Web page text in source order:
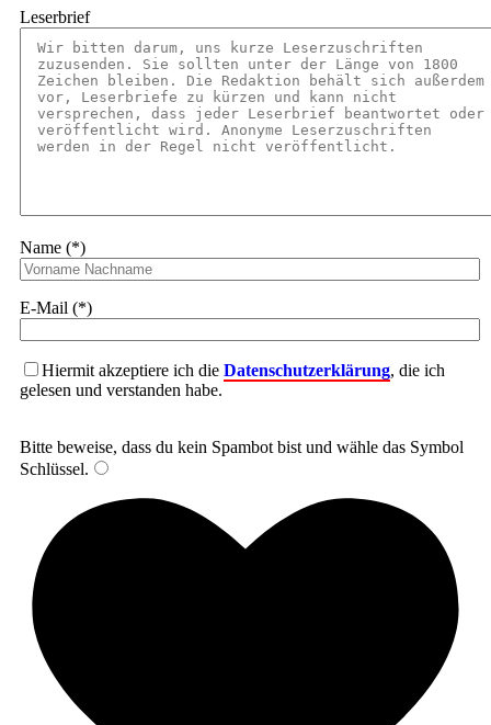
Leserbrief
Name (*)
E-Mail (*)
Hiermit akzeptiere ich die Datenschutzerklärung, die ich
gelesen und verstanden habe.
Bitte beweise, dass du kein Spambot bist und wähle das Symbol
Schlüssel.